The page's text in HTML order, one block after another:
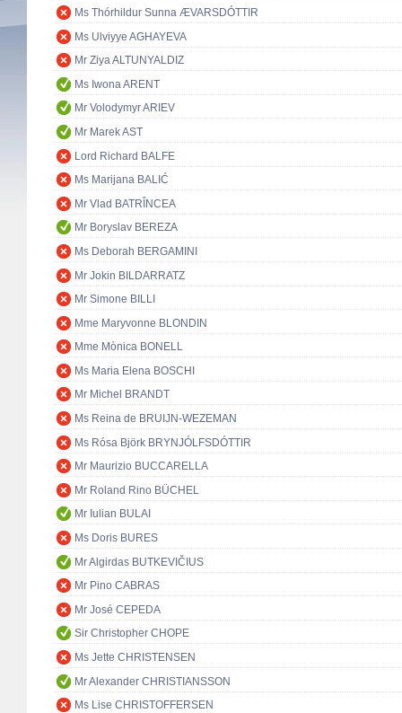
Ms Thórhildur Sunna ÆVARSDÓTTIR
Ms Ulviyye AGHAYEVA
Mr Ziya ALTUNYALDIZ
Ms Iwona ARENT
Mr Volodymyr ARIEV
Mr Marek AST
Lord Richard BALFE
Ms Marijana BALIĆ
Mr Vlad BATRÎNCEA
Mr Boryslav BEREZA
Ms Deborah BERGAMINI
Mr Jokin BILDARRATZ
Mr Simone BILLI
Mme Maryvonne BLONDIN
Mme Mònica BONELL
Ms Maria Elena BOSCHI
Mr Michel BRANDT
Ms Reina de BRUIJN-WEZEMAN
Ms Rósa Björk BRYNJÓLFSDÓTTIR
Mr Maurizio BUCCARELLA
Mr Roland Rino BÜCHEL
Mr Iulian BULAI
Ms Doris BURES
Mr Algirdas BUTKEVIČIUS
Mr Pino CABRAS
Mr José CEPEDA
Sir Christopher CHOPE
Ms Jette CHRISTENSEN
Mr Alexander CHRISTIANSSON
Ms Lise CHRISTOFFERSEN